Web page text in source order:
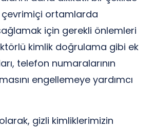
çevrimiçi ortamlarda
için gerekli önlemleri
kimlik doğrulama gibi ek
telefon numaralarının
engellemeye yardımcı
gizli kimliklerimizin